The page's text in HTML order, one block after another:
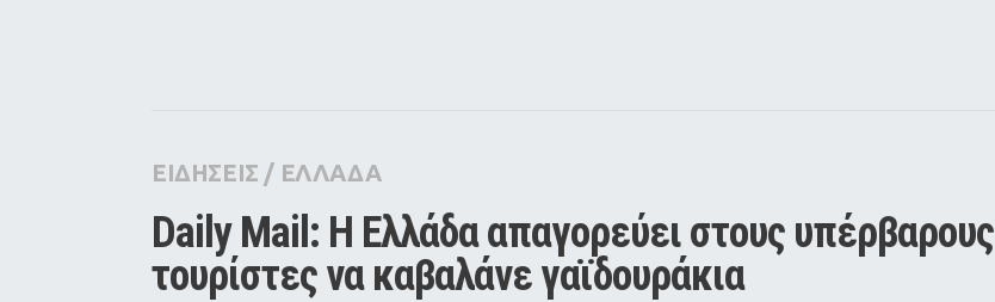
Pop Culture
Agenda
ΕΙΔΗΣΕΙΣ / ΕΛΛΑΔΑ
Daily Mail: Η Ελλάδα απαγορεύει στους υπέρβαρους
τουρίστες να καβαλάνε γαϊδουράκια